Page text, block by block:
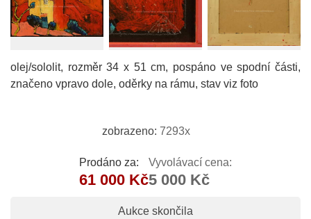
olej/sololit, rozměr 34 x 51 cm, pospáno ve spodní části,
značeno vpravo dole, oděrky na rámu, stav viz foto
zobrazeno: 7293x
Prodáno za:
61 000 Kč
Vyvolávací cena:
5 000 Kč
Aukce skončila